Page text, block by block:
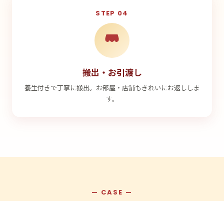
STEP 04
搬出・お引渡し
養生付きで丁寧に搬出。お部屋・店舗もきれいにお返ししま
す。
— CASE —